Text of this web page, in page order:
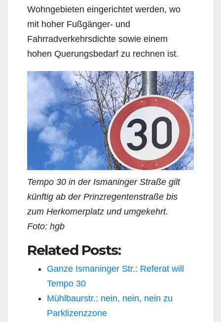
Wohngebieten eingerichtet werden, wo
mit hoher Fußgänger- und
Fahrradverkehrsdichte sowie einem
hohen Querungsbedarf zu rechnen ist.
Tempo 30 in der Ismaninger Straße gilt
künftig ab der Prinzregentenstraße bis
zum Herkomerplatz und umgekehrt.
Foto: hgb
Related Posts:
Ganze Ismaninger Str.: Referat will
Tempo 30
Mühlbaurstr.: nein, nein, nein zu
Parklizenzzone